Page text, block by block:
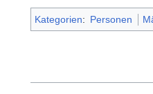
Kategorien: Personen